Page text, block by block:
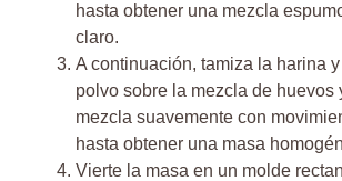
hasta obtener una mezcla
claro.
A continuación, tamiza la harina
polvo sobre la mezcla de huevos
mezcla suavemente con
hasta obtener una masa
Vierte la masa en un molde